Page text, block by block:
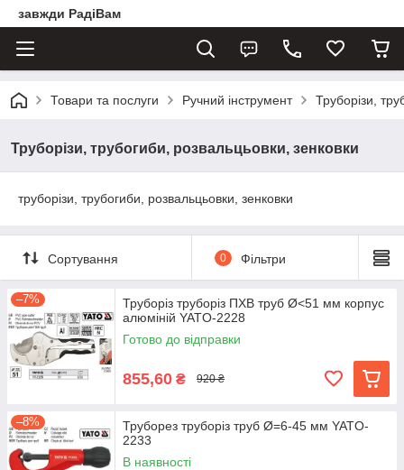
завжди РадіВам
Товари та послуги Ручний інструмент Труборізи,
Труборізи, трубогиби, розвальцьовки, зенковки
труборізи, трубогиби, розвальцьовки, зенковки
Сортування 0 Фільтри
–7%
Труборіз труборіз ПХВ труб Ø<51 мм корпус
алюміній YATO-2228
Готово до відправки
855,60 ₴ 920 ₴
–8%
Труборез труборіз труб Ø=6-45 мм YATO-
2233
В наявності